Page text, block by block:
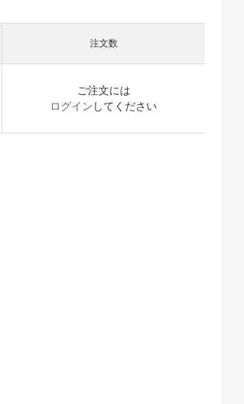
注文数
ご注文には
ログイン してください